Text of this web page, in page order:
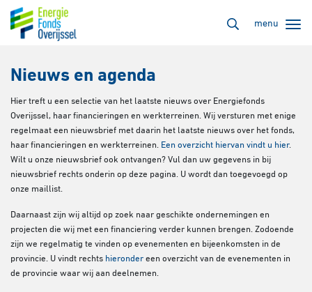
menu
Nieuws en agenda
Hier treft u een selectie van het laatste nieuws over Energiefonds
Overijssel, haar financieringen en werkterreinen. Wij versturen met enige
regelmaat een nieuwsbrief met daarin het laatste nieuws over het fonds,
haar financieringen en werkterreinen. Een overzicht hiervan vindt u hier.
Wilt u onze nieuwsbrief ook ontvangen? Vul dan uw gegevens in bij
nieuwsbrief rechts onderin op deze pagina. U wordt dan toegevoegd op
onze maillist.
Daarnaast zijn wij altijd op zoek naar geschikte ondernemingen en
projecten die wij met een financiering verder kunnen brengen. Zodoende
zijn we regelmatig te vinden op evenementen en bijeenkomsten in de
provincie. U vindt rechts hieronder een overzicht van de evenementen in
de provincie waar wij aan deelnemen.